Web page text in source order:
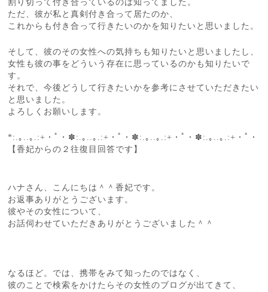
割り切って付き合っているのは知ってました。
ただ、彼が私と真剣付き合って居たのか、
これからも付き合って行きたいのかを知りたいと思いました。
そして、彼のその女性への気持ちも知りたいと思いましたし、
女性も彼の事をどういう存在に思っているのかも知りたいで
す。
それで、今後どうして行きたいかを参考にさせていただきたい
と思いました。
よろしくお願いします。
*:.｡..｡.:+・ﾟ・✽:.｡..｡.:+・ﾟ・✽:.｡..｡.:+・ﾟ・✽:.｡..｡.:+・ﾟ・
【香妃からの２往復目回答です】
ハナさん、こんにちは＾＾香妃です。
お返事ありがとうございます。
彼やその女性について、
お話伺わせていただきありがとうございました＾＾
なるほど。では、携帯をみて知ったのではなく、
彼のことで検索をかけたらその女性のブログが出てきて、